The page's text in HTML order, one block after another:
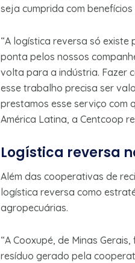
seja cumprida com
“A logística reversa só
ponta pelos nossos
volta para a indústria. Fazer
esse trabalho precisa ser
prestamos esse serviço com
América Latina, a Centcoop
Logística reversa
Além das cooperativas de
logística reversa como
agropecuárias.
“A Cooxupé, de Minas
resíduo gerado pela